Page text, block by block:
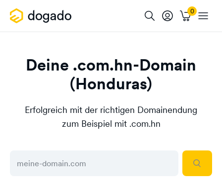
Deine .com.hn-Domain
(Honduras)
Erfolgreich mit der richtigen Domainendung
zum Beispiel mit .com.hn